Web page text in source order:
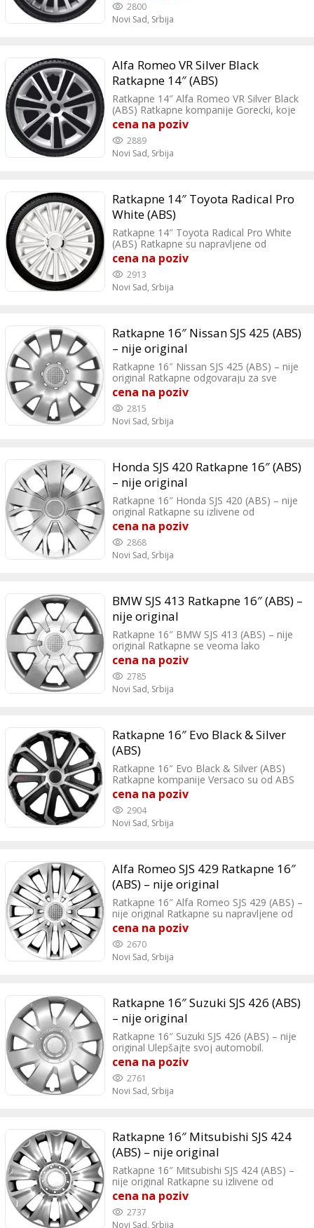
2800
Novi Sad, Srbija
Alfa Romeo VR Silver Black
Ratkapne 14″ (ABS)
Ratkapne 14″ Alfa Romeo VR Silver Black
(ABS) Ratkapne kompanije Gorecki, koje
vozilu daju sportsku liniju.
cena na poziv
2889
Novi Sad, Srbija
Ratkapne 14″ Toyota Radical Pro
White (ABS)
Ratkapne 14″ Toyota Radical Pro White
(ABS) Ratkapne su napravljene od
izuzetno kvalitetne, izdržljive i dugotrajne
plastike, otporne na sve vrste fizičkih
ostećenja i vremenskih uticaja.
cena na poziv
2913
Novi Sad, Srbija
Ratkapne 16″ Nissan SJS 425 (ABS)
– nije original
Ratkapne 16″ Nissan SJS 425 (ABS) – nije
original Ratkapne odgovaraju za sve
automobile koji imaju čelicne felne od
16″. Cena je za set ratkapni od 4 komada
+ 4 nalepnice.
cena na poziv
2815
Novi Sad, Srbija
Honda SJS 420 Ratkapne 16″ (ABS)
– nije original
Ratkapne 16″ Honda SJS 420 (ABS) – nije
original Ratkapne su izlivene od
neverovato otporne i savitljive
polipropilen plastike. Otpornost i
elastičnost ratkapne lako trpi udare točka
po neravninama.
cena na poziv
2868
Novi Sad, Srbija
BMW SJS 413 Ratkapne 16″ (ABS) –
nije original
Ratkapne 16″ BMW SJS 413 (ABS) – nije
original Ratkapne se veoma lako
montiraju. Ratkapne su jedinstvene po
izgledu i kvalitetu.
cena na poziv
2785
Novi Sad, Srbija
Ratkapne 16″ Evo Black & Silver
(ABS)
Ratkapne 16″ Evo Black & Silver (ABS)
Ratkapne kompanije Versaco su od ABS
plastike izuzetnog kvaliteta.
cena na poziv
2904
Novi Sad, Srbija
Alfa Romeo SJS 429 Ratkapne 16″
(ABS) – nije original
Ratkapne 16″ Alfa Romeo SJS 429 (ABS) –
nije original Ratkapne su napravljene od
izuzetno kvalitetne, izdržljive i dugotrajne
plastike, otporne na sve vrste fizičkih
ostećenja i vremenskih uticaja.
cena na poziv
2670
Novi Sad, Srbija
Ratkapne 16″ Suzuki SJS 426 (ABS)
– nije original
Ratkapne 16″ Suzuki SJS 426 (ABS) – nije
original Ulepšajte svoj automobil.
Poručite ratkapne na kućnu adresu.
cena na poziv
2761
Novi Sad, Srbija
Ratkapne 16″ Mitsubishi SJS 424
(ABS) – nije original
Ratkapne 16″ Mitsubishi SJS 424 (ABS) –
nije original Ratkapne su izlivene od
neverovato otporne i savitljive
polipropilen plastike.
cena na poziv
2737
Novi Sad, Srbija